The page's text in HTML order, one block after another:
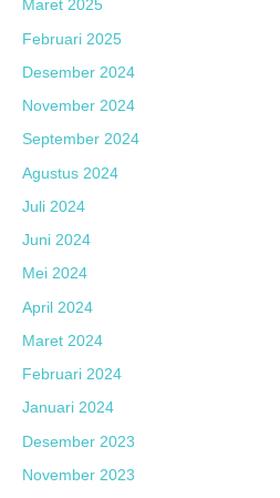
Maret 2025
Februari 2025
Desember 2024
November 2024
September 2024
Agustus 2024
Juli 2024
Juni 2024
Mei 2024
April 2024
Maret 2024
Februari 2024
Januari 2024
Desember 2023
November 2023